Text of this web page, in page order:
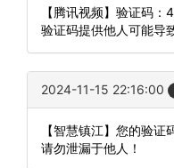
【腾讯视频】验证码
验证码提供他人可能导
2024-11-15 22:16:00
【智慧镇江】您的验
请勿泄漏于他人！